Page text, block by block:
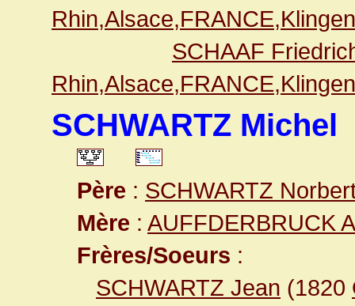
SCHAAF
SCHWARTZ Michel
Père : SCHWARTZ
Mère : AUFFDERBRUCK
Frères/Soeurs :
SCHWARTZ Jean (1820